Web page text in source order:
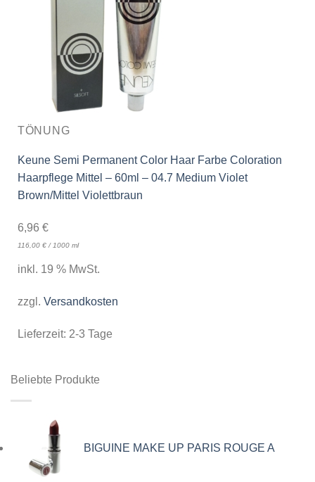
TÖNUNG
Keune Semi Permanent Color Haar Farbe Coloration
Haarpflege Mittel – 60ml – 04.7 Medium Violet
Brown/Mittel Violettbraun
6,96 €
116,00 €/1000 ml
inkl. 19 % MwSt.
zzgl. Versandkosten
Lieferzeit: 2-3 Tage
Beliebte Produkte
BIGUINE MAKE UP PARIS ROUGE A